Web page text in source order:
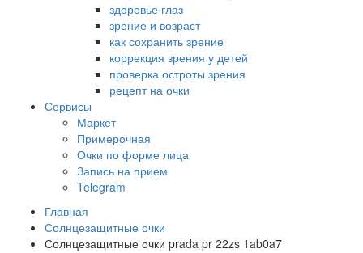
здоровье глаз
зрение и возраст
как сохранить зрение
коррекция зрения у детей
проверка остроты зрения
рецепт на очки
Сервисы
Маркет
Примерочная
Очки по форме лица
Запись на прием
Telegram
Главная
Солнцезащитные очки
Солнцезащитные очки prada pr 22zs 1ab0a7